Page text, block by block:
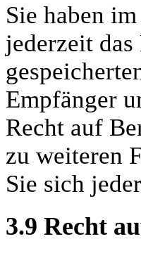
Sie haben
jederzeit
Empfänger
Recht auf
zu weiteren
Sie sich
3.9 Recht